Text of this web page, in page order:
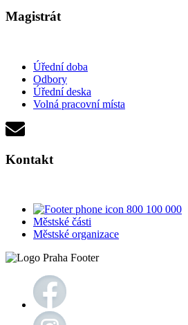
Magistrát
Úřední doba
Odbory
Úřední deska
Volná pracovní místa
Kontakt
800 100 000
Městské části
Městské organizace